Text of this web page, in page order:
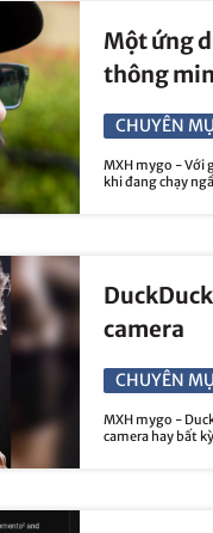
Một ứng
thông
CHUYÊN
MXH mygo - Với
khi đang chạy
camera
CHUYÊN
MXH mygo -
camera hay bất